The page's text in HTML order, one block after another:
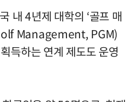
내 4년제 대학의 ‘골프 매
Management, PGM)
득하는 연계 제도도 운영